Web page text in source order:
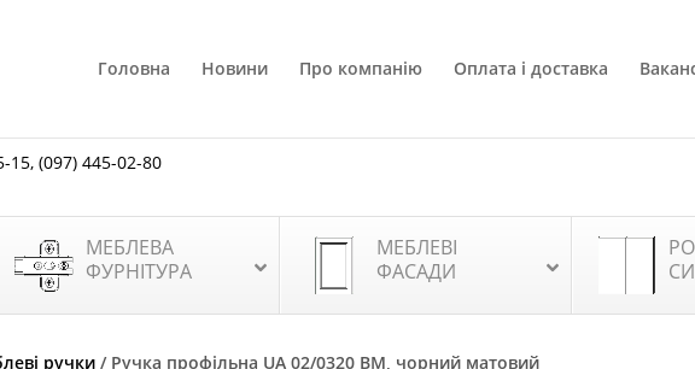
Головна Новини Про компанію Оплата і доставка
15,(097) 445-02-80
МЕБЛЕВА
ФУРНІТУРА
МЕБЛЕВІ
ФАСАДИ
ручки / Ручка профільна UA 02/0320 BM, чорний матовий